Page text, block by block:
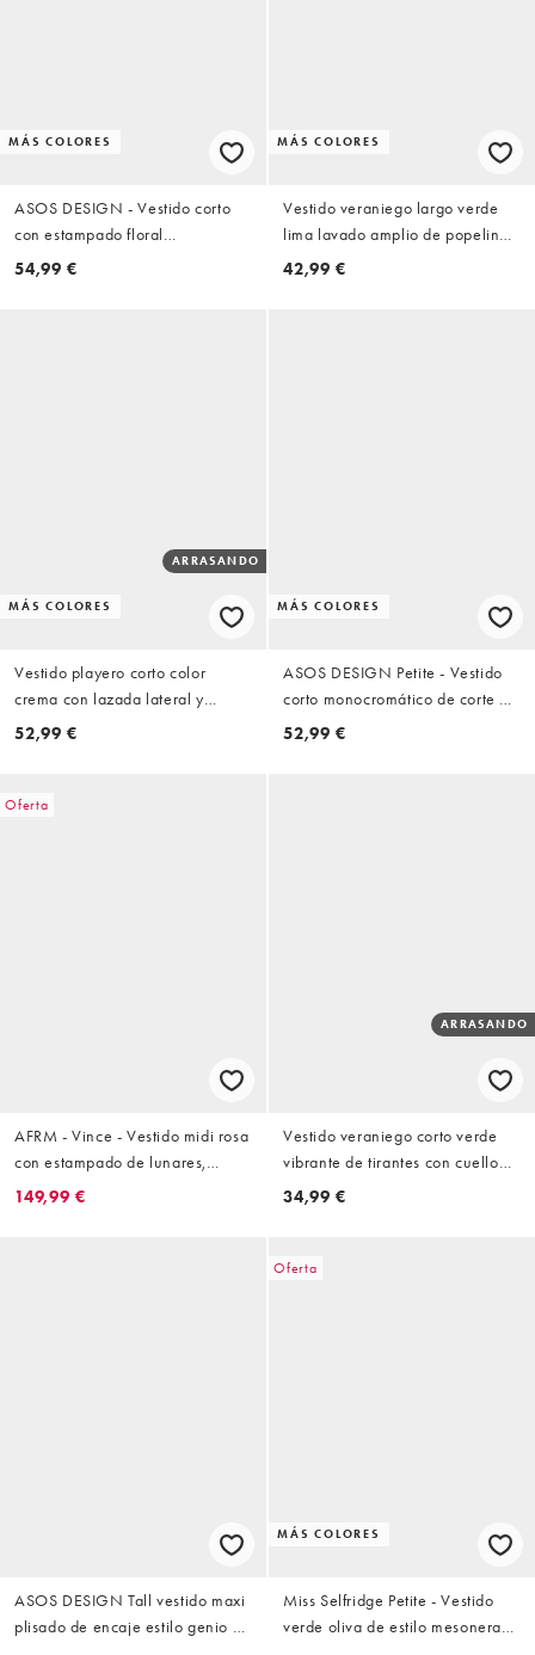
MÁS COLORES
ASOS DESIGN - Vestido corto
con estampado floral
difuminado, bajo abullonado y
54,99 €
MÁS COLORES
Vestido veraniego largo verde
lima lavado amplio de popelina
con cuello de pico y capa
42,99 €
MÁS COLORES
ARRASANDO
Vestido playero corto color
crema con lazada lateral y
bordados de encaje de Miss
52,99 €
MÁS COLORES
ASOS DESIGN Petite - Vestido
corto monocromático de corte al
bies de satén con aplicación de
52,99 €
Oferta
AFRM - Vince - Vestido midi rosa
con estampado de lunares,
espalda cruzada y detalle de
149,99 €
ARRASANDO
Vestido veraniego corto verde
vibrante de tirantes con cuello
de pico y capa superior de
34,99 €
ASOS DESIGN Tall vestido maxi
plisado de encaje estilo genio en
Oferta
MÁS COLORES
Miss Selfridge Petite - Vestido
verde oliva de estilo mesonera